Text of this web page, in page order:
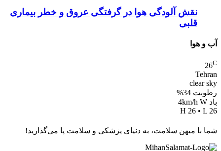
نقش آلودگی هوا در گرفتگی عروق و خطر بیماری
قلبی
آب و هوا
26C
Tehran
clear sky
رطوبت 34%
باد 4km/h W
H 26 • L 26
شما با میهن سلامت، به دنیای پزشکی و سلامت پا می‌گذارید!